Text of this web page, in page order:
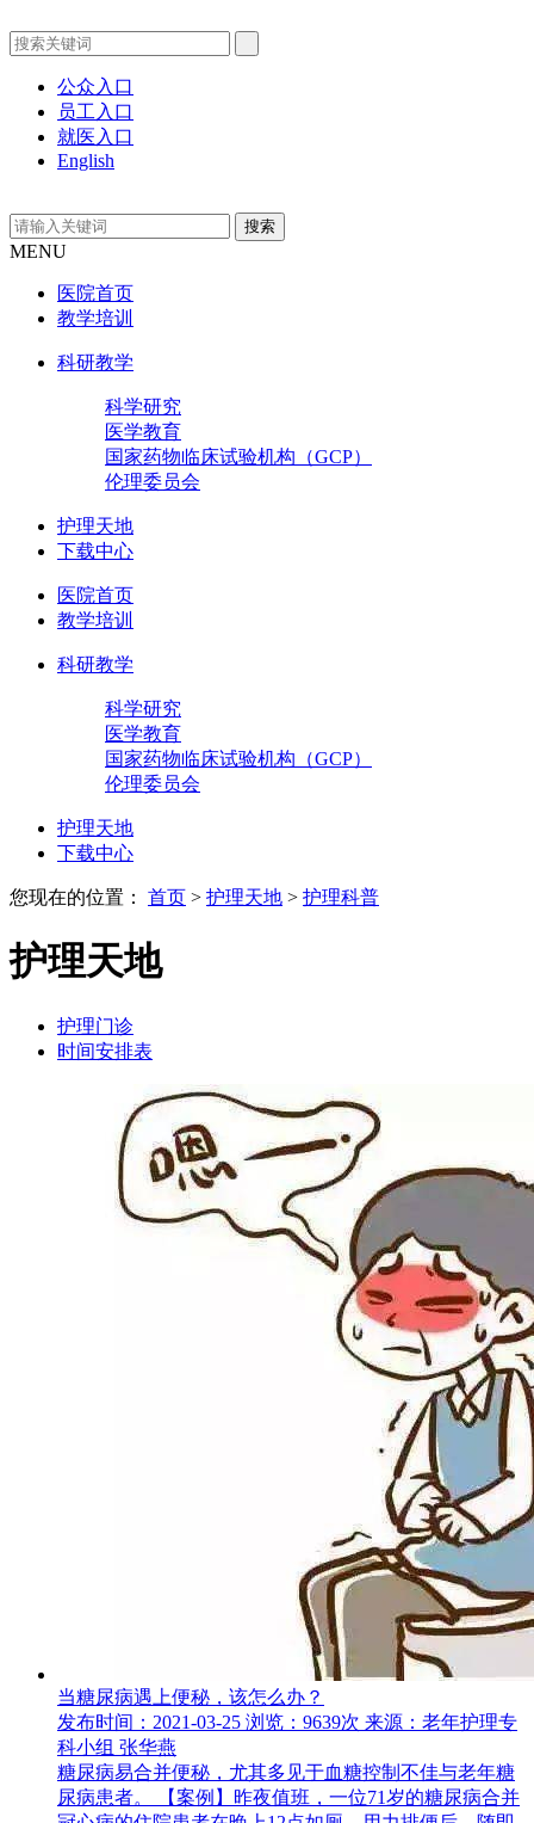
公众入口
员工入口
就医入口
English
MENU
医院首页
教学培训
科研教学
科学研究
医学教育
国家药物临床试验机构（GCP）
伦理委员会
护理天地
下载中心
医院首页
教学培训
科研教学
科学研究
医学教育
国家药物临床试验机构（GCP）
伦理委员会
护理天地
下载中心
您现在的位置： 首页 > 护理天地 > 护理科普
护理天地
护理门诊
时间安排表
当糖尿病遇上便秘，该怎么办？
发布时间：2021-03-25 浏览：9639次 来源：老年护理专
科小组 张华燕
糖尿病易合并便秘，尤其多见于血糖控制不佳与老年糖
尿病患者。 【案例】昨夜值班，一位71岁的糖尿病合并